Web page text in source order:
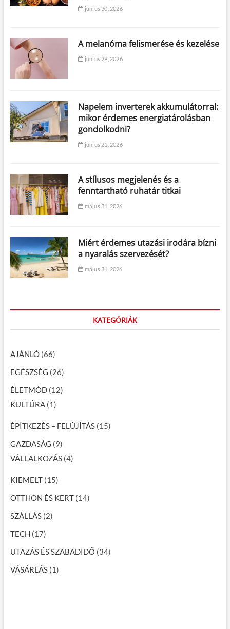
június 30, 2026
A melanóma felismerése és kezelése
június 29, 2026
Napelem inverterek akkumulátorral:
mikor érdemes energiatárolásban
gondolkodni?
június 21, 2026
A stílusos megjelenés és a
fenntartható ruhatár titkai
május 31, 2026
Miért érdemes utazási irodára bízni
a nyaralás szervezését?
május 31, 2026
KATEGÓRIÁK
AJÁNLÓ(66)
EGÉSZSÉG (26)
ÉLETMÓD(12)
KULTÚRA(1)
ÉPÍTKEZÉS – FELÚJÍTÁS(15)
GAZDASÁG (9)
VÁLLALKOZÁS(4)
KIEMELT(15)
OTTHON ÉS KERT(14)
SZÁLLÁS(2)
TECH (17)
UTAZÁS ÉS SZABADIDŐ (34)
VÁSÁRLÁS(1)